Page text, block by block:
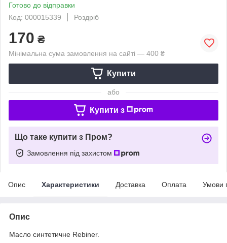
Готово до відправки
Код: 000015339
Роздріб
170 ₴
Мінімальна сума замовлення на сайті — 400 ₴
Купити
або
Купити з
Що таке купити з Пром?
Замовлення під захистом
Опис Характеристики Доставка Оплата Умови
Опис
Масло синтетичне Rebiner.